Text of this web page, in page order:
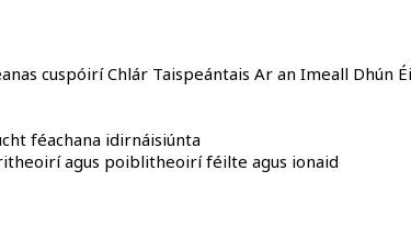
cuspóirí Chlár Taispeántais Ar an Imeall Dhún
féachana idirnáisiúnta
agus poiblitheoirí féilte agus ionaid